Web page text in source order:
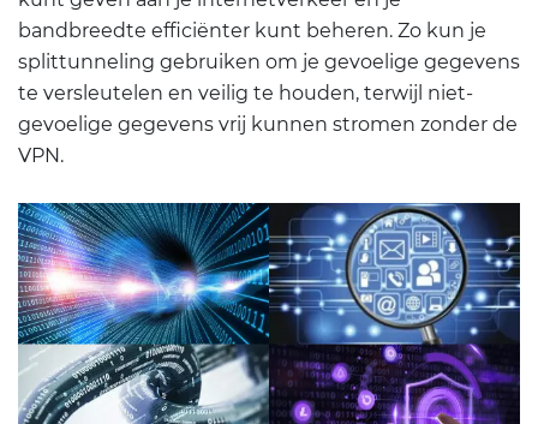
bandbreedte efficiënter kunt beheren. Zo kun je
splittunneling gebruiken om je gevoelige gegevens
te versleutelen en veilig te houden, terwijl niet-
gevoelige gegevens vrij kunnen stromen zonder de
VPN.